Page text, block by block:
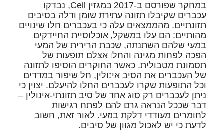
במחקר שפורסם ב-2017 במגזין Cell, נבדקו
עכברים שקיבלו תזונה עתירת שומן ודלה בסיבים
תזונתיים. מהממצאים עלה כי בעכברים חלו שינויים
מהותיים: הם עלו במשקל, אוכלוסיית החיידקים
במעי שלהם השתנתה, שכבת הרירית של המעי
הפכה לפחות מגינה והחלו אצלם תופעות של
תסמונת מטבולית. כאשר החוקרים הוסיפו לתזונה
של העכברים את הסיב אינולין, חל שיפור במדדים
וכל התופעות שקרו לעכברים החלו להיעלם. יצוין כי
ניתן לעכברים רק סוג אחד של סיב תזונתי-אינולין –
דבר שככל הנראה גרם להם לפתח רגישות
לחומרים מעודדי דלקת במעי. לאור זאת, חשוב
לדעת כי יש לאכול מגוון של סיבים.